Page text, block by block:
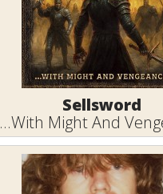
Sellsword
...With Might And